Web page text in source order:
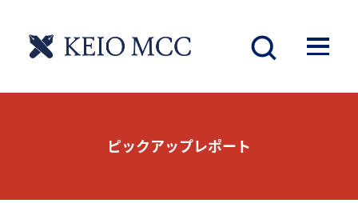
ピックアップレポート